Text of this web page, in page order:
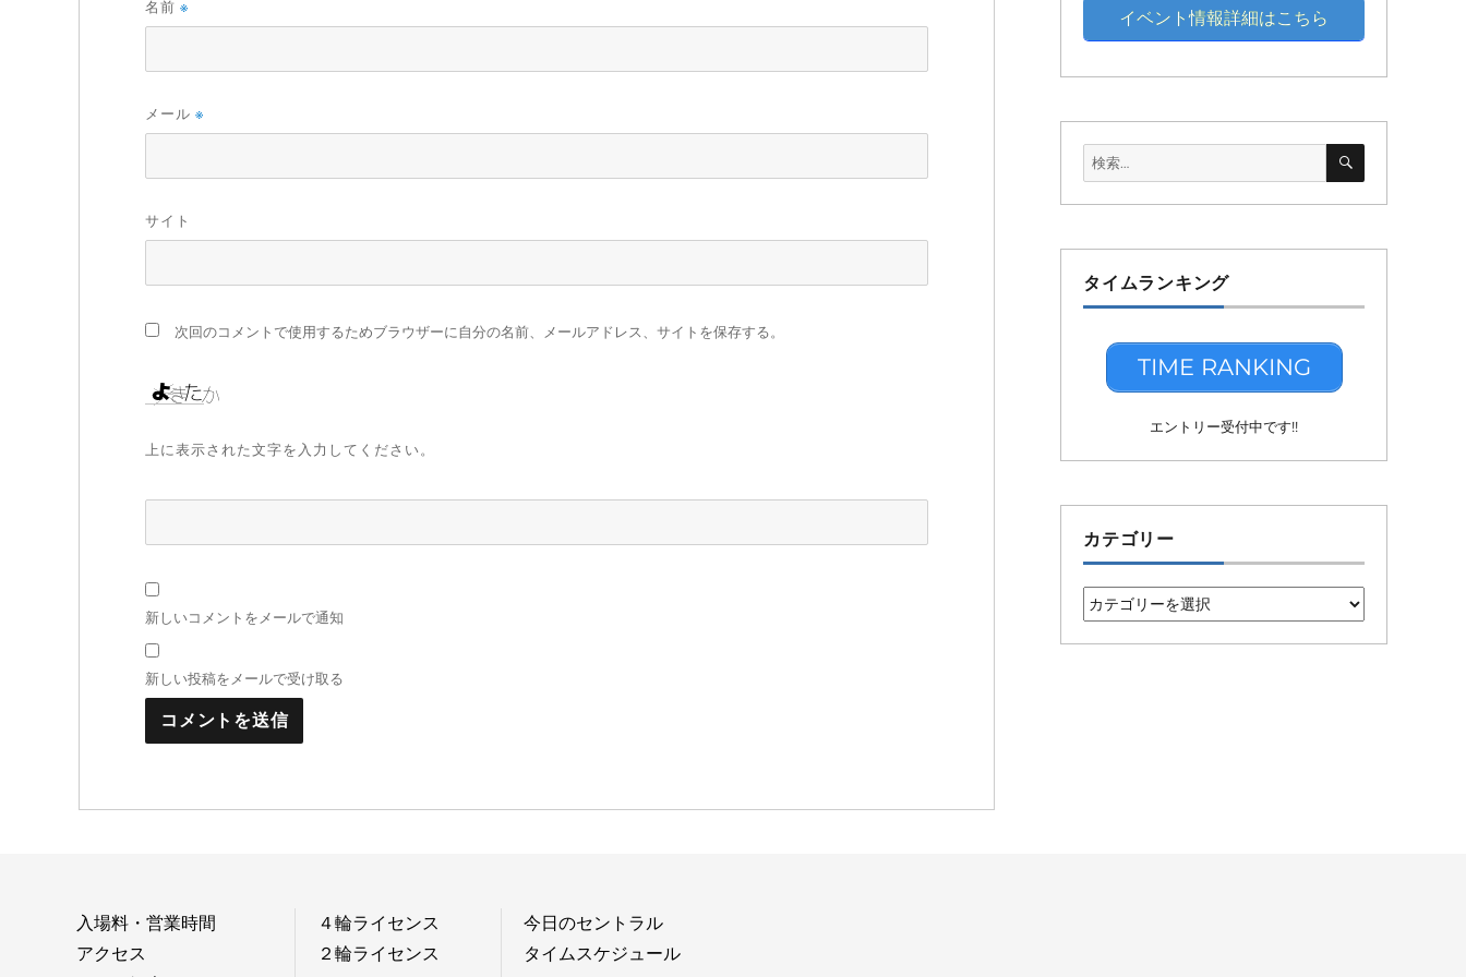
名前 ※
メール ※
サイト
次回のコメントで使用するためブラウザーに自分の名前、メールアドレス、サイトを保存する。
上に表示された文字を入力してください。
新しいコメントをメールで通知
新しい投稿をメールで受け取る
イベント情報詳細はこちら
検
索:
検
タイムランキング
TIME RANKING
エントリー受付中です!!
カテゴリー
カ
テ
入場料・営業時間
アクセス
４輪ライセンス
２輪ライセンス
今日のセントラル
タイムスケジュール